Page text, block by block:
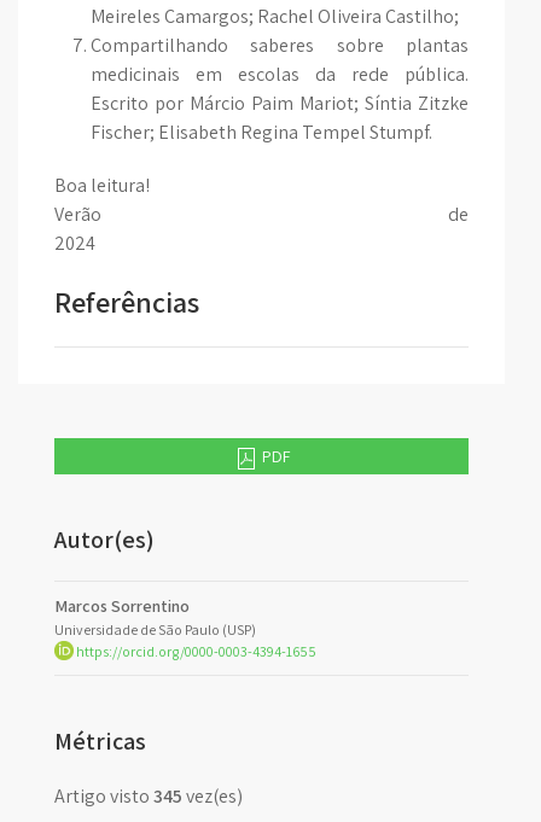
Meireles Camargos; Rachel Oliveira Castilho;
Compartilhando saberes sobre plantas
medicinais em escolas da rede pública.
Escrito por Márcio Paim Mariot; Síntia Zitzke
Fischer; Elisabeth Regina Tempel Stumpf.
Boa leitura!
Verão de
Referências
PDF
Autor(es)
Marcos Sorrentino
Universidade de São Paulo (USP)
https://orcid.org/0000-0003-4394-1655
Métricas
Artigo visto345vez(es)